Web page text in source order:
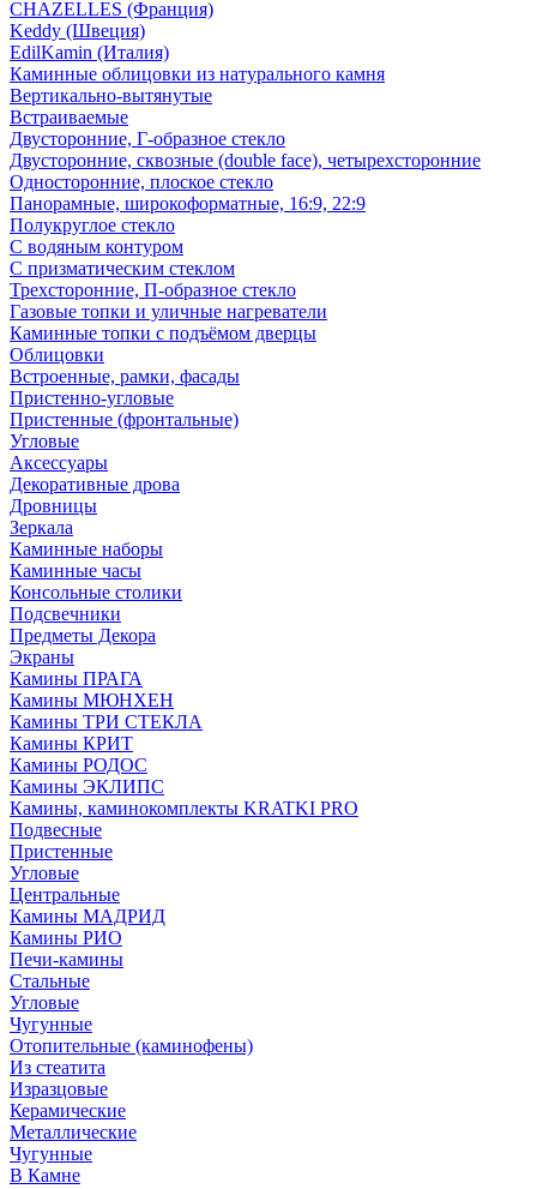
CHAZELLES (Франция)
Keddy (Швеция)
EdilKamin (Италия)
Каминные облицовки из натурального камня
Вертикально-вытянутые
Встраиваемые
Двусторонние, Г-образное стекло
Двусторонние, сквозные (double face), четырехсторонние
Односторонние, плоское стекло
Панорамные, широкоформатные, 16:9, 22:9
Полукруглое стекло
С водяным контуром
С призматическим стеклом
Трехсторонние, П-образное стекло
Газовые топки и уличные нагреватели
Каминные топки с подъёмом дверцы
Облицовки
Встроенные, рамки, фасады
Пристенно-угловые
Пристенные (фронтальные)
Угловые
Аксессуары
Декоративные дрова
Дровницы
Зеркала
Каминные наборы
Каминные часы
Консольные столики
Подсвечники
Предметы Декора
Экраны
Камины ПРАГА
Камины МЮНХЕН
Камины ТРИ СТЕКЛА
Камины КРИТ
Камины РОДОС
Камины ЭКЛИПС
Камины, каминокомплекты KRATKI PRO
Подвесные
Пристенные
Угловые
Центральные
Камины МАДРИД
Камины РИО
Печи-камины
Стальные
Угловые
Чугунные
Отопительные (каминофены)
Из стеатита
Изразцовые
Керамические
Металлические
Чугунные
В Камне